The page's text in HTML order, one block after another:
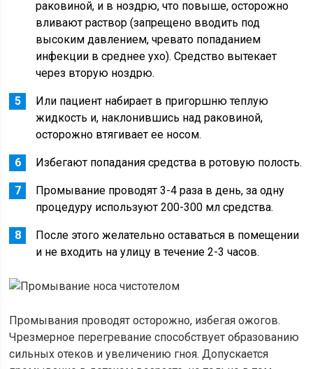
раковиной, и в ноздрю, что повыше, осторожно
вливают раствор (запрещено вводить под
высоким давлением, чревато попаданием
инфекции в среднее ухо). Средство вытекает
через вторую ноздрю.
Или пациент набирает в пригоршню теплую
жидкость и, наклонившись над раковиной,
осторожно втягивает ее носом.
Избегают попадания средства в ротовую полость.
Промывание проводят 3-4 раза в день, за одну
процедуру используют 200-300 мл средства.
После этого желательно оставаться в помещении
и не входить на улицу в течение 2-3 часов.
Промывания проводят осторожно, избегая ожогов.
Чрезмерное перегревание способствует образованию
сильных отеков и увеличению гноя. Допускается